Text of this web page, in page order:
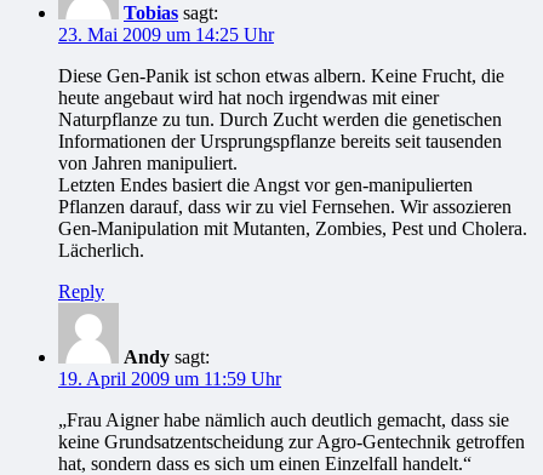
Tobias sagt:
23. Mai 2009 um 14:25 Uhr
Diese Gen-Panik ist schon etwas albern. Keine Frucht, die
heute angebaut wird hat noch irgendwas mit einer
Naturpflanze zu tun. Durch Zucht werden die genetischen
Informationen der Ursprungspflanze bereits seit tausenden
von Jahren manipuliert.
Letzten Endes basiert die Angst vor gen-manipulierten
Pflanzen darauf, dass wir zu viel Fernsehen. Wir assozieren
Gen-Manipulation mit Mutanten, Zombies, Pest und Cholera.
Lächerlich.
Reply
Andy sagt:
19. April 2009 um 11:59 Uhr
„Frau Aigner habe nämlich auch deutlich gemacht, dass sie
keine Grundsatzentscheidung zur Agro-Gentechnik getroffen
hat, sondern dass es sich um einen Einzelfall handelt.“